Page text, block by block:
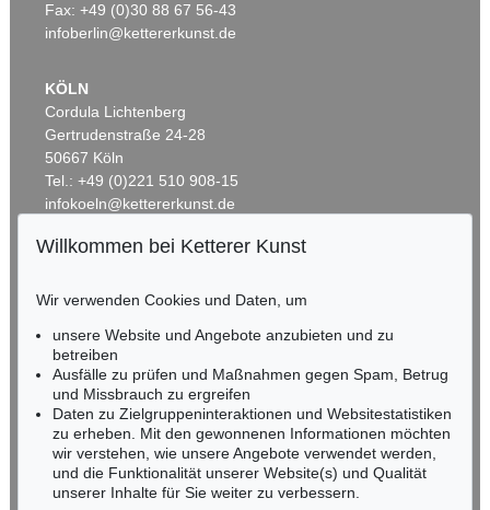
Fax: +49 (0)30 88 67 56-43
infoberlin@kettererkunst.de
KÖLN
Cordula Lichtenberg
Gertrudenstraße 24-28
50667 Köln
Tel.: +49 (0)221 510 908-15
infokoeln@kettererkunst.de
RHEINLAND-PFALZ
Miriam Heß
Tel.: +49 (0)62 21 58 80-038
Fax: +49 (0)62 21 58 80-595
infoheidelberg@kettererkunst.de
NORDDEUTSCHLAND
Nico Kassel, M.A.
Tel.: +49 (0)89 55244-164
Willkommen bei Ketterer Kunst
Wir verwenden Cookies und Daten, um
unsere Website und Angebote anzubieten und zu
betreiben
Ausfälle zu prüfen und Maßnahmen gegen Spam, Betrug
und Missbrauch zu ergreifen
Daten zu Zielgruppeninteraktionen und Websitestatistiken
zu erheben. Mit den gewonnenen Informationen möchten
wir verstehen, wie unsere Angebote verwendet werden,
und die Funktionalität unserer Website(s) und Qualität
unserer Inhalte für Sie weiter zu verbessern.